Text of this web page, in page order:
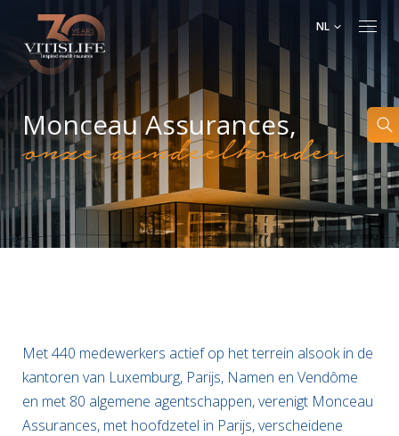
NL
Monceau Assurances,
onze aandeelhouder
Met 440 medewerkers actief op het terrein alsook in de
kantoren van Luxemburg, Parijs, Namen en Vendôme
en met 80 algemene agentschappen, verenigt Monceau
Assurances, met hoofdzetel in Parijs, verscheidene